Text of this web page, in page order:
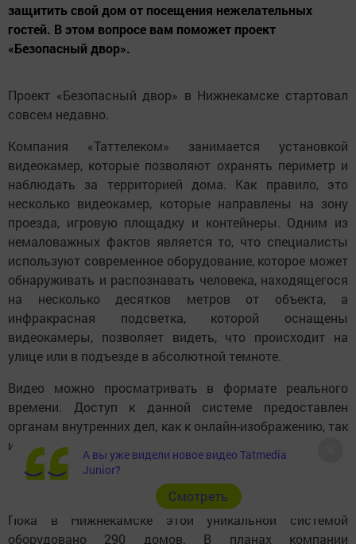
защитить свой дом от посещения нежелательных
гостей. В этом вопросе вам поможет проект
«Безопасный двор».
Проект «Безопасный двор» в Нижнекамске стартовал
совсем недавно.
Компания «Таттелеком» занимается установкой
видеокамер, которые позволяют охранять периметр и
наблюдать за территорией дома. Как правило, это
несколько видеокамер, которые направлены на зону
проезда, игровую площадку и контейнеры. Одним из
немаловажных фактов является то, что специалисты
используют современное оборудование, которое может
обнаруживать и распознавать человека, находящегося
на несколько десятков метров от объекта, а
инфракрасная подсветка, которой оснащены
видеокамеры, позволяет видеть, что происходит на
улице или в подъезде в абсолютной темноте.
Видео можно просматривать в формате реального
времени. Доступ к данной системе предоставлен
органам внутренних дел, как к онлайн-изображению, так
и к видеоархиву.
Пока в Нижнекамске этой уникальной системой
оборудовано 290 домов. В планах компании
А вы уже видели новое видео Tatmedia
Junior?
Cмотреть